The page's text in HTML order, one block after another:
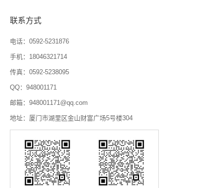
联系方式
电话：0592-5231876
手机：18046321714
传真：0592-5238095
QQ：948001171
邮箱：948001171@qq.com
地址：厦门市湖里区金山财富广场5号楼304